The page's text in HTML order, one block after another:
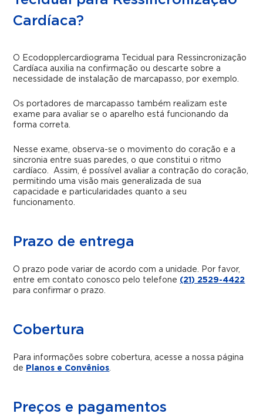
Cardíaca?
O Ecodopplercardiograma Tecidual para Ressincronização
Cardíaca auxilia na confirmação ou descarte sobre a
necessidade de instalação de marcapasso, por exemplo.
Os portadores de marcapasso também realizam este
exame para avaliar se o aparelho está funcionando da
forma correta.
Nesse exame, observa-se o movimento do coração e a
sincronia entre suas paredes, o que constitui o ritmo
cardíaco. Assim, é possível avaliar a contração do coração,
permitindo uma visão mais generalizada de sua
capacidade e particularidades quanto a seu
funcionamento.
Prazo de entrega
O prazo pode variar de acordo com a unidade. Por favor,
entre em contato conosco pelo telefone (21) 2529-4422
para confirmar o prazo.
Cobertura
Para informações sobre cobertura, acesse a nossa página
de Planos e Convênios.
Preços e pagamentos